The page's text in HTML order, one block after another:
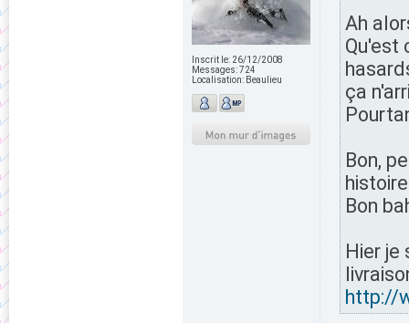
Inscrit le: 26/12/2008
Messages:724
Localisation: Beaulieu
Ah
Qu'est
ça
Bon,
Bon
Hier je
http://